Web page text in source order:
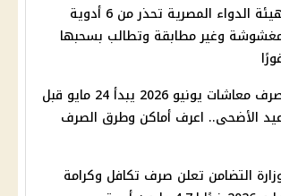
هيئة الدواء المصرية تحذر من 6 أدوية
وغير مطابقة وتطالب بسحبها
صرف معاشات يونيو 2026 يبدأ 24 مايو قبل
الأضحى.. اعرف أماكن وطرق الصرف
التضامن تعلن صرف تكافل وكرامة